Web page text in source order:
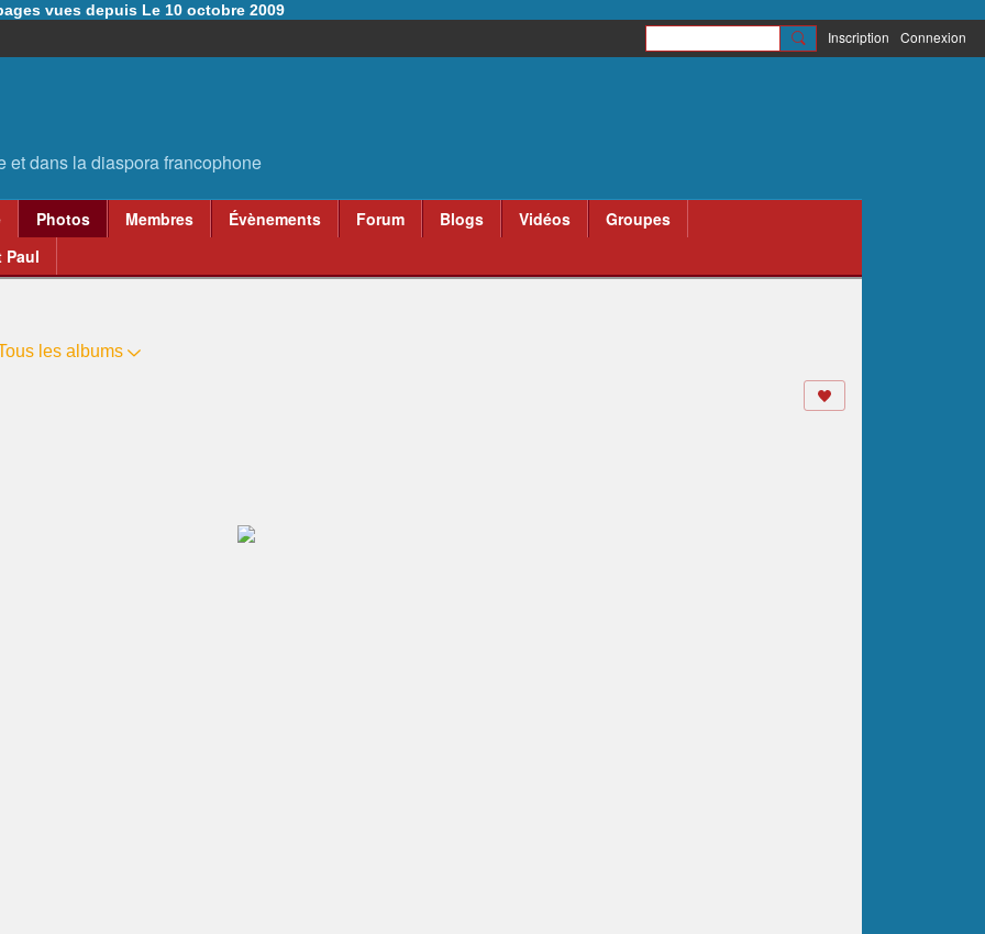
vues depuis Le 10 octobre 2009
Inscription Connexion
Photos Membres Évènements Forum Blogs Vidéos
Groupes
Paul
les albums